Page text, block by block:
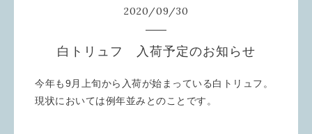
2020/09/30
白トリュフ 入荷予定のお知らせ
今年も9月上旬から入荷が始まっている白トリュフ。
現状においては例年並みとのことです。